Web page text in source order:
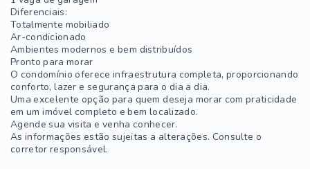
Diferenciais:
Totalmente mobiliado
Ar-condicionado
Ambientes modernos e bem distribuídos
Pronto para morar
O condomínio oferece infraestrutura completa, proporcionando
conforto, lazer e segurança para o dia a dia.
Uma excelente opção para quem deseja morar com praticidade
em um imóvel completo e bem localizado.
Agende sua visita e venha conhecer.
As informações estão sujeitas a alterações. Consulte o
corretor responsável.